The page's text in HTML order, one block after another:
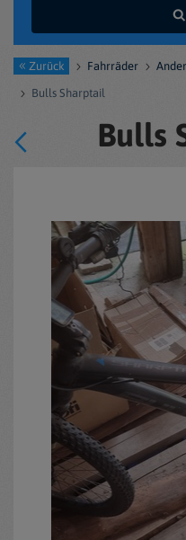
Zurück Fahrräder
Bulls Sharptail
Bulls